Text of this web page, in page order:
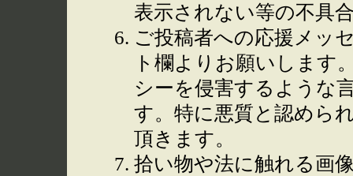
表示されない等の不具
ご投稿者への応援メッ
ト欄よりお願いします
シーを侵害するような
す。特に悪質と認めら
頂きます。
拾い物や法に触れる画